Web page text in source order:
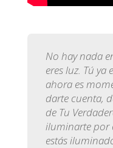
No hay nada
eres luz. Tú ya
ahora es
darte cuenta,
de Tu
iluminarte por
estás